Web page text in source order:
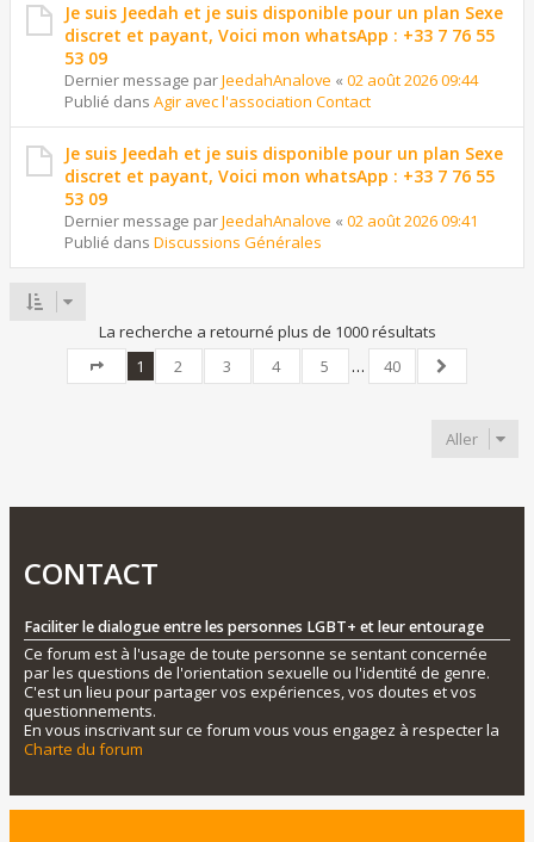
Je suis Jeedah et je suis disponible pour un plan Sexe
discret et payant, Voici mon whatsApp : +33 7 76 55
53 09
Dernier message parJeedahAnalove « 02 août 2026 09:44
Publié dans Agir avec l'association Contact
Je suis Jeedah et je suis disponible pour un plan Sexe
discret et payant, Voici mon whatsApp : +33 7 76 55
53 09
Dernier message parJeedahAnalove « 02 août 2026 09:41
Publié dans Discussions Générales
La recherche a retourné plus de 1000 résultats
Page sur40
1 2 3 4 5 …
40
Suivant
Aller
CONTACT
Faciliter le dialogue entre les personnes LGBT+ et leur entourage
Ce forum est à l'usage de toute personne se sentant concernée
par les questions de l'orientation sexuelle ou l'identité de genre.
C'est un lieu pour partager vos expériences, vos doutes et vos
questionnements.
En vous inscrivant sur ce forum vous vous engagez à respecter la
Charte du forum